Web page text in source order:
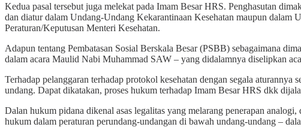
Kedua pasal tersebut juga melekat pada Imam Besar HRS. Penghasutan
dan diatur dalam Undang-Undang Kekarantinaan Kesehatan maupun
Peraturan/Keputusan Menteri Kesehatan.
Adapun tentang Pembatasan Sosial Berskala Besar (PSBB) sebagaimana
dalam acara Maulid Nabi Muhammad SAW – yang didalamnya diselipkan
Terhadap pelanggaran terhadap protokol kesehatan dengan segala
undang. Dapat dikatakan, proses hukum terhadap Imam Besar HRS dkk
Dalan hukum pidana dikenal asas legalitas yang melarang penerapan
hukum dalam peraturan perundang-undangan di bawah undang-undang –